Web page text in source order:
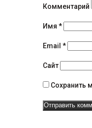
и
я
н
а
в
и
г
Комментарий
Имя *
Email *
Сайт
Сохранить